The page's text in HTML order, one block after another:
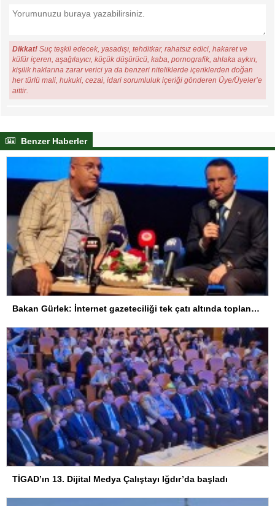
Dikkat! Suç teşkil edecek, yasadışı, tehditkar, rahatsız edici, hakaret ve
küfür içeren, aşağılayıcı, küçük düşürücü, kaba, pornografik, ahlaka aykırı,
kişilik haklarına zarar verici ya da benzeri niteliklerde içeriklerden doğan
her türlü mali, hukuki, cezai, idari sorumluluk içeriği gönderen Üye/Üyeler’e
aittir.
Benzer Haberler
Bakan Gürlek: İnternet gazeteciliği tek çatı altında toplanmalı, yasal düzenlemeye hazırız
TİGAD’ın 13. Dijital Medya Çalıştayı Iğdır’da başladı